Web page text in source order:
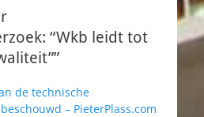
“Wkb leidt tot
de technische
– PieterPlass.com